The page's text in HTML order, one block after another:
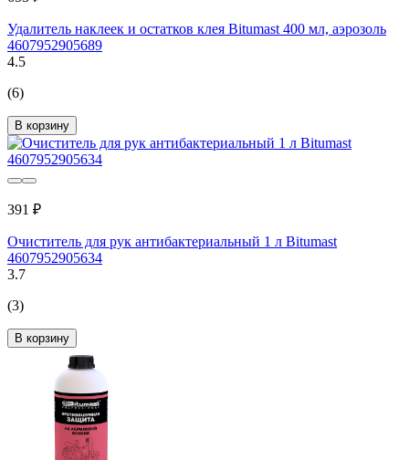
Удалитель наклеек и остатков клея Bitumast 400 мл, аэрозоль
4607952905689
4.5
(6)
В корзину
391 ₽
Очиститель для рук антибактериальный 1 л Bitumast
4607952905634
3.7
(3)
В корзину